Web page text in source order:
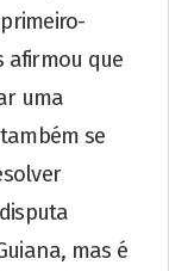
afirmou que
uma
se
mas é